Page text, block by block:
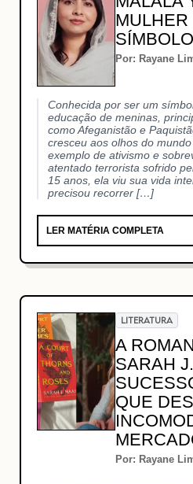
SÍMBOLO
Por: Rayane
Conhecida por ser um
educação de meninas,
como Afeganistão e
cresceu aos olhos do
exemplo de ativismo e
atentado terrorista sofrido
15 anos, ela viu sua vida
precisou recorrer […]
LER MATÉRIA COMPLETA
LITERATURA
A
SARAH
QUE
Por: Rayane